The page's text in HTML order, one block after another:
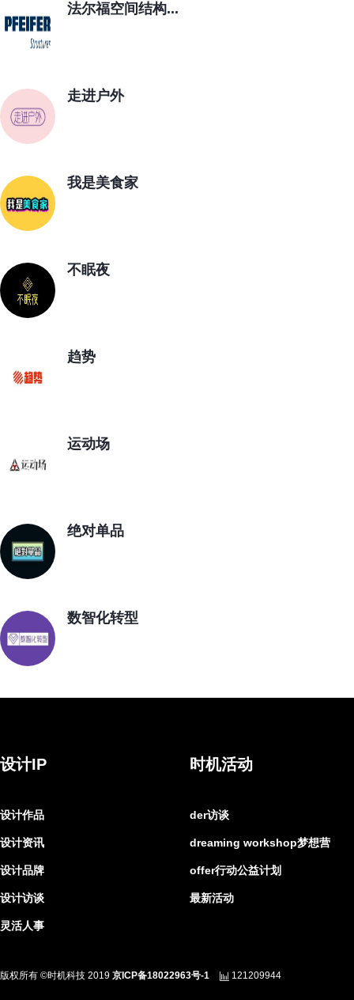
法尔福空间结构...
走进户外
我是美食家
不眠夜
趋势
运动场
绝对单品
数智化转型
设计IP
设计作品
设计资讯
设计品牌
设计访谈
灵活人事
时机活动
der访谈
dreaming workshop梦想营
offer行动公益计划
最新活动
版权所有 ©时机科技 2019 京ICP备18022963号-1 121209944